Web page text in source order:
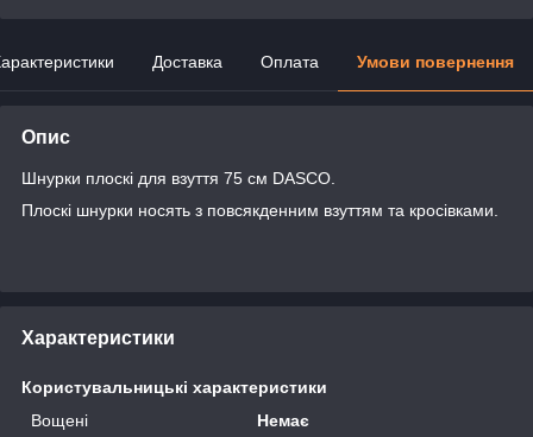
Доставка Оплата Умови повернення
Опис
Шнурки плоскі для взуття 75 см DASCO.
Плоскі шнурки носять з повсякденним взуттям та кросівками.
Характеристики
Користувальницькі характеристики
Вощені
Немає